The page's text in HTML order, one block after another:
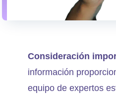
Consideración
información
equipo de expertos